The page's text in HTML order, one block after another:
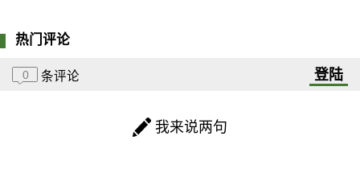
热门评论
0 条评论 登陆
我来说两句